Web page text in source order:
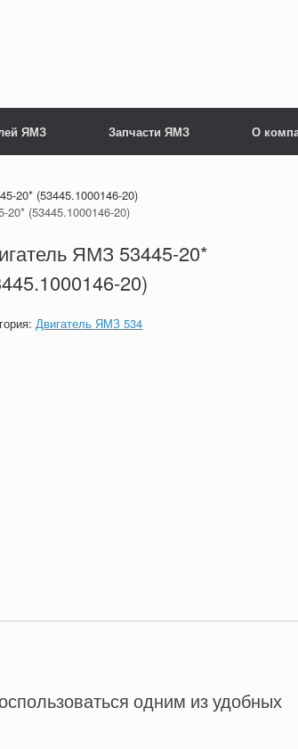
ЯМЗ Запчасти ЯМЗ О
20* (53445.1000146-20)
(53445.1000146-20)
ЯМЗ 53445-20*
20)
Двигатель ЯМЗ 534
одним из удобных